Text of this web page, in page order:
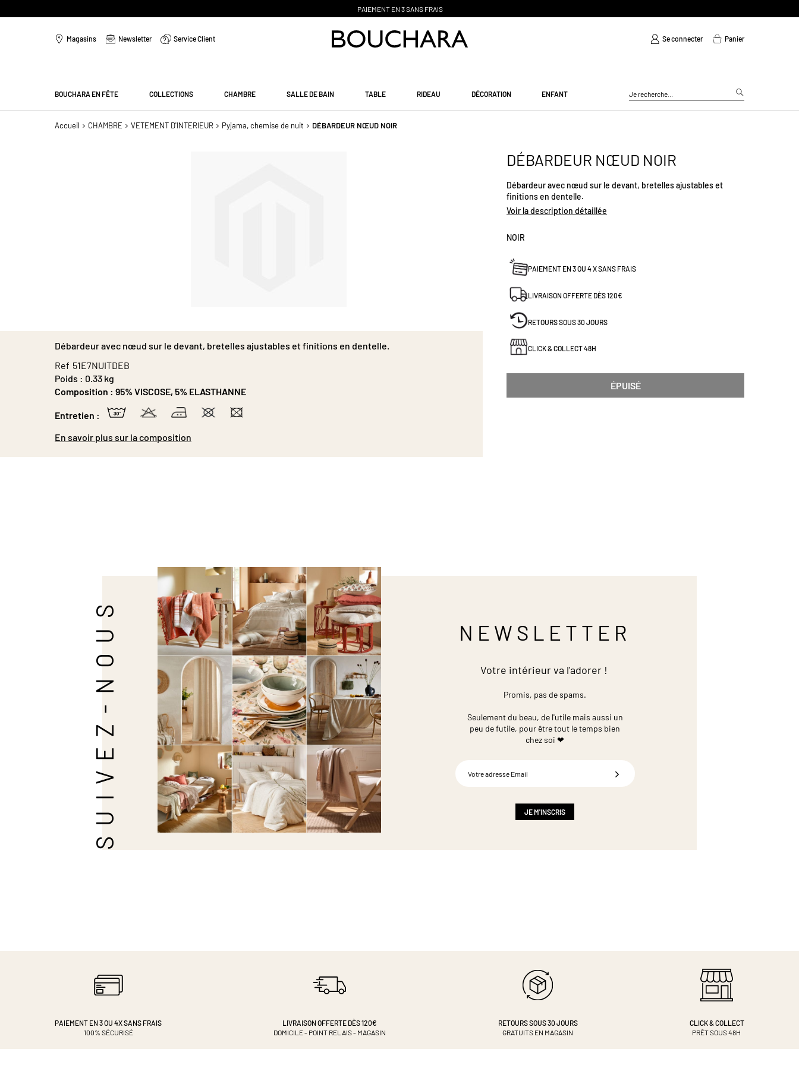
PAIEMENT EN 3 SANS FRAIS
Magasins Newsletter Service Client Se connecter Panier
BOUCHARA EN FÊTE COLLECTIONS CHAMBRE SALLE DE BAIN TABLE RIDEAU DÉCORATION ENFANT
Accueil CHAMBRE VETEMENT D'INTERIEUR Pyjama, chemise de nuit DÉBARDEUR NŒUD NOIR
de
Galerie
d’images
DÉBARDEUR NŒUD NOIR
Débardeur avec nœud sur le devant, bretelles ajustables et
finitions en dentelle.
Voir la description détaillée
NOIR
PAIEMENT EN 3 OU 4 X SANS FRAIS
LIVRAISON OFFERTE DÈS 120€
RETOURS SOUS 30 JOURS
CLICK & COLLECT 48H
ÉPUISÉ
Débardeur avec nœud sur le devant, bretelles ajustables et finitions en dentelle.
Ref 51E7NUITDEB
Poids : 0.33 kg
Composition : 95% VISCOSE, 5% ELASTHANNE
Entretien :
En savoir plus sur la composition
SUIVEZ-NOUS NEWSLETTER
Votre intérieur va l'adorer !
Promis, pas de spams.
Seulement du beau, de l'utile mais aussi un
peu de futile, pour être tout le temps bien
chez soi ❤
JE M'INSCRIS
PAIEMENT EN 3 OU 4XSANS FRAIS
100% SÉCURISÉ
LIVRAISON OFFERTE DÈS 120€
DOMICILE - POINT RELAIS - MAGASIN
RETOURS SOUS 30 JOURS
GRATUITS EN MAGASIN
CLICK & COLLECT
PRÊT SOUS 48H